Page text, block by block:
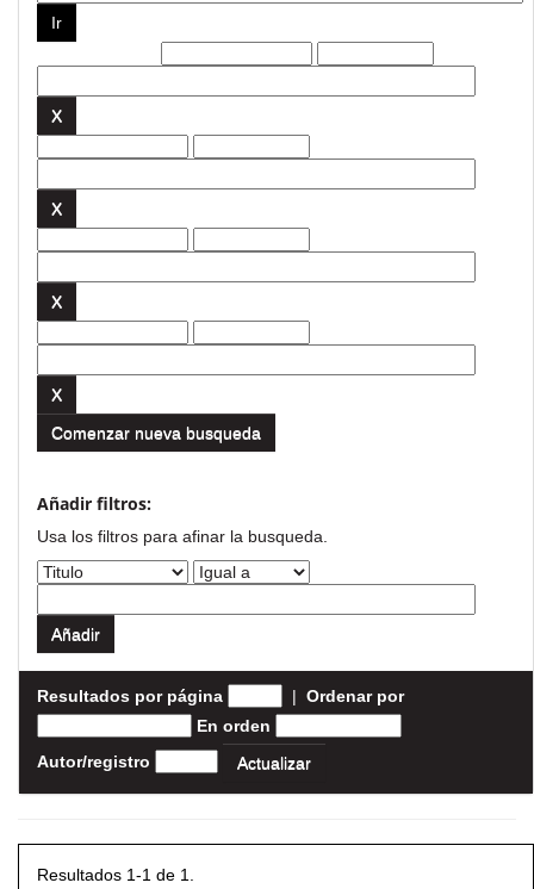
Comenzar nueva busqueda
Añadir filtros:
Usa los filtros para afinar la busqueda.
Resultados por página | Ordenar por
En orden
Autor/registro
Resultados 1-1 de 1.